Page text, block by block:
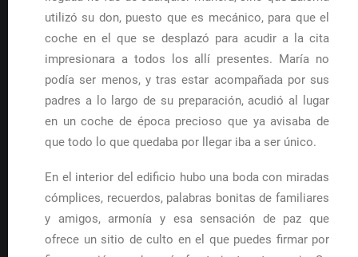
utilizó su don, puesto que es mecánico, para que el
coche en el que se desplazó para acudir a la cita
impresionara a todos los allí presentes. María no
podía ser menos, y tras estar acompañada por sus
padres a lo largo de su preparación, acudió al lugar
en un coche de época precioso que ya avisaba de
que todo lo que quedaba por llegar iba a ser único.
En el interior del edificio hubo una boda con miradas
cómplices, recuerdos, palabras bonitas de familiares
y amigos, armonía y esa sensación de paz que
ofrece un sitio de culto en el que puedes firmar por